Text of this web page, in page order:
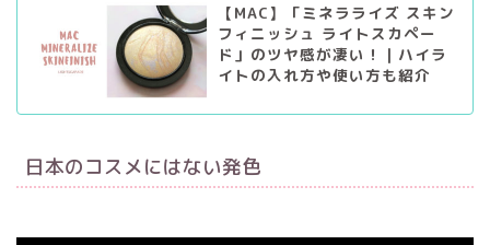
【MAC】「ミネラライズ スキン
フィニッシュ ライトスカペー
ド」のツヤ感が凄い！｜ハイラ
イトの入れ方や使い方も紹介
日本のコスメにはない発色